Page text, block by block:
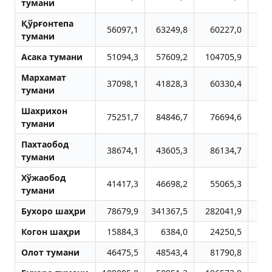
тумани
Қўрғонтепа
тумани
56097,1 63249,8 60227,0
Aсака тумани 51094,3 57609,2 104705,9
Мархамат
тумани
37098,1 41828,3 60330,4
Шахрихон
тумани
75251,7 84846,7 76694,6
Пахтаобод
тумани
38674,1 43605,3 86134,7
Хўжаобод
тумани
41417,3 46698,2 55065,3
Бухоро шаҳри 78679,9 341367,5 282041,9
Когон шаҳри
15884,3 6384,0 24250,5
Олот тумани
46475,5 48543,4 81790,8